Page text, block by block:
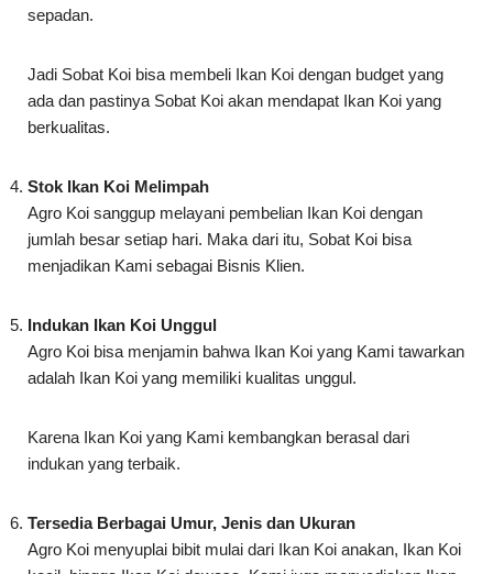
Jadi Sobat Koi bisa membeli Ikan Koi dengan budget yang
berkualitas.
Stok Ikan Koi Melimpah
jumlah besar setiap hari. Maka dari itu, Sobat Koi bisa
menjadikan Kami sebagai Bisnis Klien.
Indukan Ikan Koi Unggul
adalah Ikan Koi yang memiliki kualitas unggul.
Karena Ikan Koi yang Kami kembangkan berasal dari
Tersedia Berbagai Umur, Jenis dan Ukuran
kecil, hingga Ikan Koi dewasa. Kami juga menyediakan Ikan
Koi dengan berbagai macam jenis.